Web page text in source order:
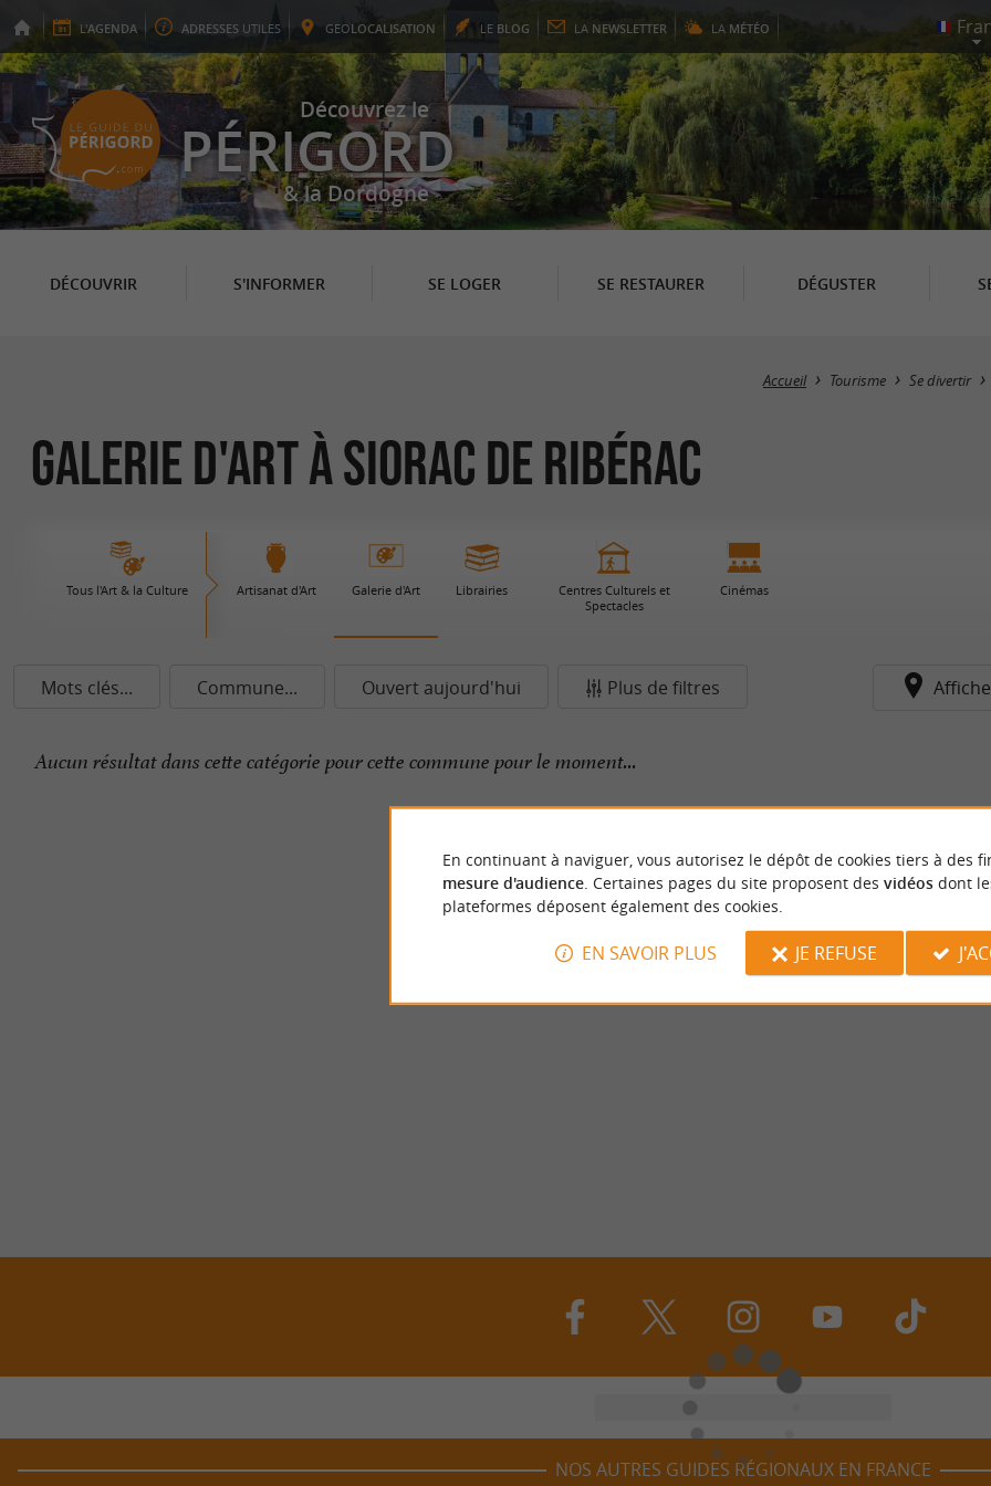
L'AGENDA ADRESSES UTILES GEOLOCALISATION LE BLOG LA NEWSLETTER LA MÉTÉO
Découvrez le
PÉRIGORD
& la Dordogne
DÉCOUVRIR S'INFORMER SE LOGER SE RESTAURER DÉGUSTER
Accueil Tourisme Se divertir
Galerie d'Art à Siorac de Ribérac
Tous l'Art & la Culture Artisanat d'Art Galerie d'Art Librairies
Centres Culturels et
Spectacles
Cinémas
Mots clés... Commune... Ouvert aujourd'hui Plus de filtres
Aucun résultat dans cette catégorie pour cette commune pour le moment...
NOS AUTRES GUIDES RÉGIONAUX EN FRANCE
En continuant à naviguer, vous autorisez le dépôt de cookies tiers à des
mesure d'audience. Certaines pages du site proposent des vidéosdont
plateformes déposent également des cookies.
EN SAVOIR PLUS JE REFUSE